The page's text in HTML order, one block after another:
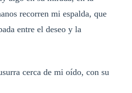
recorren mi espalda, que
entre el deseo y la
cerca de mi oído, con su